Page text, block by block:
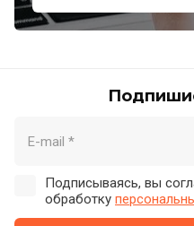
Подписываясь, вы
обработку